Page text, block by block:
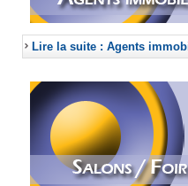
Lire la suite : Agents